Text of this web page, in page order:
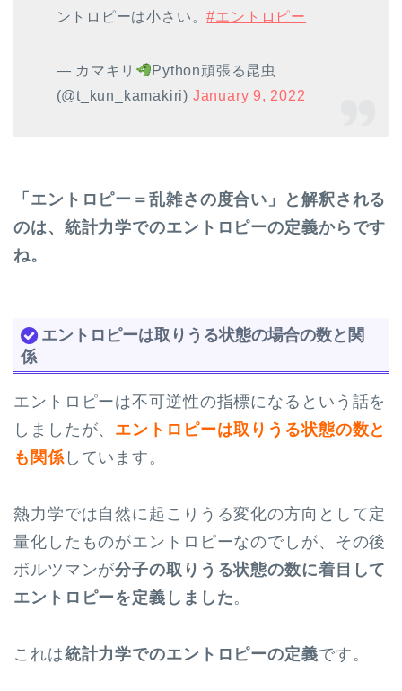
ントロピーは小さい。#エントロピー
— カマキリ
Python頑張る昆虫
(@t_kun_kamakiri) January 9, 2022
「エントロピー＝乱雑さの度合い」と解釈される
のは、統計力学でのエントロピーの定義からです
ね。
エントロピーは取りうる状態の場合の数と関
係
エントロピーは不可逆性の指標になるという話を
しましたが、 エントロピーは取りうる状態の数と
も関係しています。
熱力学では自然に起こりうる変化の方向として定
量化したものがエントロピーなのでしが、その後
ボルツマンが分子の取りうる状態の数に着目して
エントロピーを定義しました。
これは統計力学でのエントロピーの定義です。